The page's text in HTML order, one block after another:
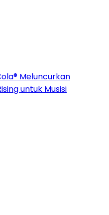
Meluncurkan
untuk Musisi